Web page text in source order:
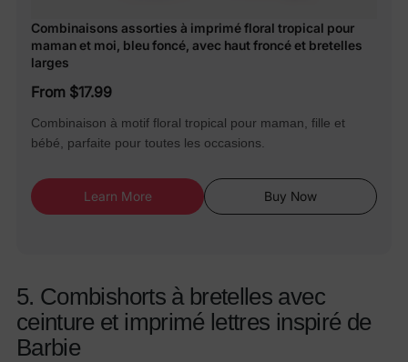
Combinaisons assorties à imprimé floral tropical pour
maman et moi, bleu foncé, avec haut froncé et bretelles
larges
From $17.99
Combinaison à motif floral tropical pour maman, fille et
bébé, parfaite pour toutes les occasions.
Learn More Buy Now
5. Combishorts à bretelles avec
ceinture et imprimé lettres inspiré de
Barbie